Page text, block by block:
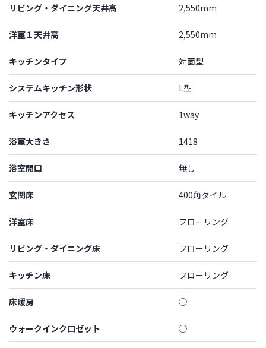
リビング・ダイニング天井高 2,550mm
洋室１天井高 2,550mm
キッチンタイプ 対面型
システムキッチン形状 L型
キッチンアクセス 1way
浴室大きさ 1418
浴室開口 無し
玄関床 400角タイル
洋室床 フローリング
リビング・ダイニング床 フローリング
キッチン床 フローリング
床暖房 ◯
ウォークインクロゼット ◯